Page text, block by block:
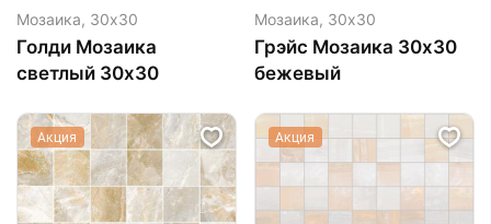
Мозаика, 30х30
Голди Мозаика
светлый 30х30
Мозаика, 30х30
Грэйс Мозаика 30х30
бежевый
Акция Акция